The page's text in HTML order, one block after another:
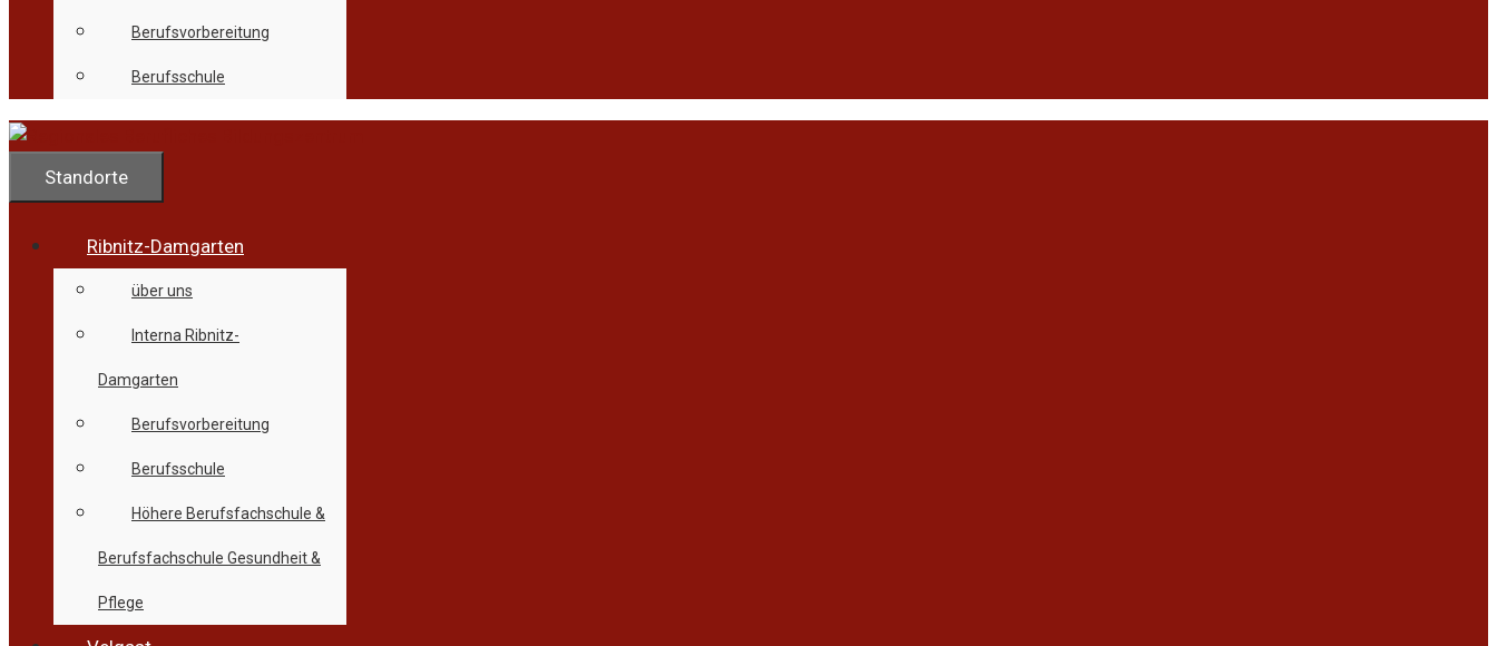
Berufsvorbereitung
Berufsschule
Standorte
Ribnitz-Damgarten
über uns
Interna Ribnitz-
Damgarten
Berufsvorbereitung
Berufsschule
Höhere Berufsfachschule &
Berufsfachschule Gesundheit &
Pflege